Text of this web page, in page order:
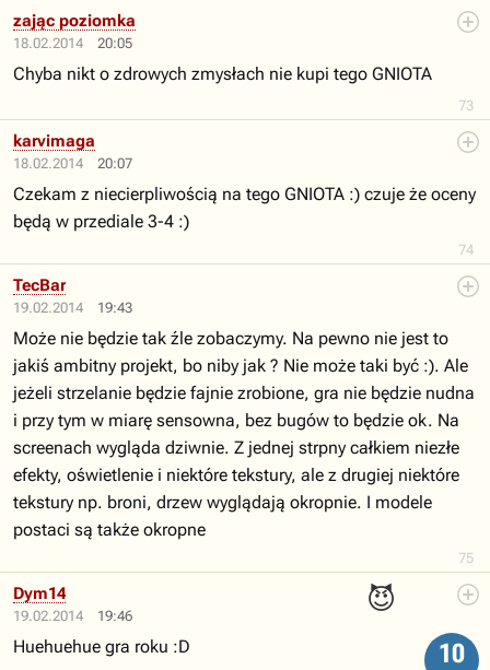
18.02.2014 20:05
73
zając poziomka
Chyba nikt o zdrowych zmysłach nie kupi tego GNIOTA
18.02.2014 20:07
74
karvimaga
Czekam z niecierpliwością na tego GNIOTA :) czuje że oceny
będą w przediale 3-4 :)
19.02.2014 19:43
75
TecBar
Może nie będzie tak źle zobaczymy. Na pewno nie jest to
jakiś ambitny projekt, bo niby jak ? Nie może taki być :). Ale
jeżeli strzelanie będzie fajnie zrobione, gra nie będzie nudna
i przy tym w miarę sensowna, bez bugów to będzie ok. Na
screenach wygląda dziwnie. Z jednej strpny całkiem niezłe
efekty, oświetlenie i niektóre tekstury, ale z drugiej niektóre
tekstury np. broni, drzew wyglądają okropnie. I modele
postaci są także okropne
19.02.2014 19:46
😈
Dym14
10
Huehuehue gra roku :D